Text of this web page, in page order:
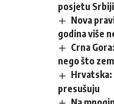
posjetu Srbiji
Nova
godina više
Crna
nego što
presušuju